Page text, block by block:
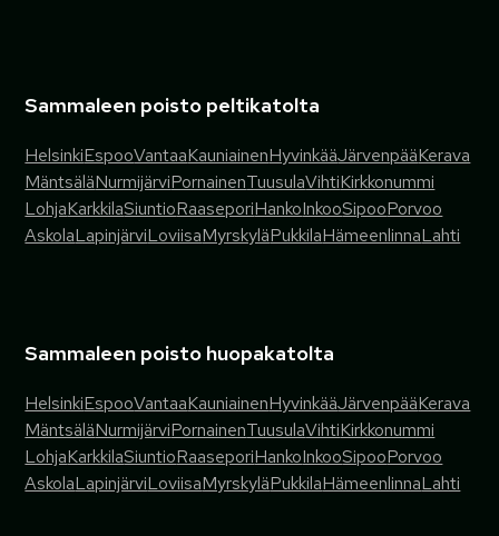
Sammaleen poisto peltikatolta
HelsinkiEspooVantaaKauniainenHyvinkääJärvenpääKerava
MäntsäläNurmijärviPornainenTuusulaVihtiKirkkonummi
LohjaKarkkilaSiuntioRaaseporiHankoInkooSipooPorvoo
AskolaLapinjärviLoviisaMyrskyläPukkilaHämeenlinnaLahti
Sammaleen poisto huopakatolta
HelsinkiEspooVantaaKauniainenHyvinkääJärvenpääKerava
MäntsäläNurmijärviPornainenTuusulaVihtiKirkkonummi
LohjaKarkkilaSiuntioRaaseporiHankoInkooSipooPorvoo
AskolaLapinjärviLoviisaMyrskyläPukkilaHämeenlinnaLahti